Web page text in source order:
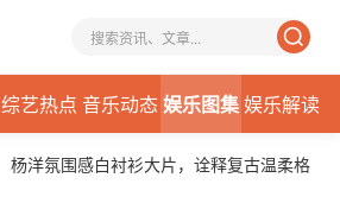
综艺热点 音乐动态娱乐图集娱乐解读
杨洋氛围感白衬衫大片，诠释复古温柔格